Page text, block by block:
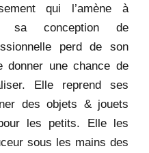
qui l’amène à
sa conception de
perd de son
une chance de
Elle reprend ses
des objets & jouets
les petits. Elle les
sous les mains des